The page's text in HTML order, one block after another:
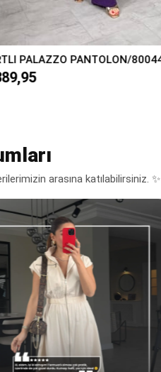
PALAZZO PANTOLON/80044
arasına katılabilirsiniz. ✨